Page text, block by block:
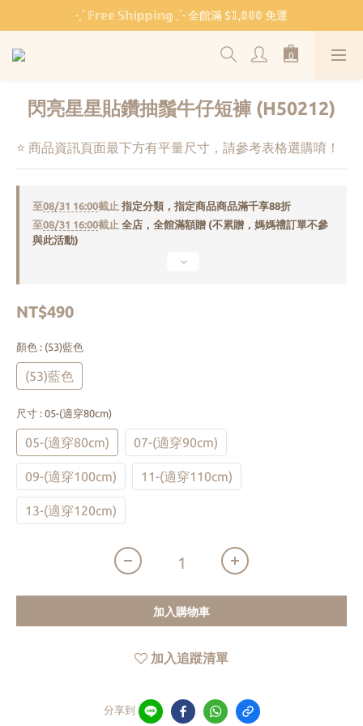
˗ˏˋ 𝔽𝕣𝕖𝕖 𝕊𝕙𝕚𝕡𝕡𝕚𝕟𝕘 ˎˊ˗ 全館滿 $𝟙,𝟘𝟘𝟘 免運
˗ˏˋ 𝔽𝕣𝕖𝕖 𝕊𝕙𝕚𝕡𝕡𝕚𝕟𝕘 ˎˊ˗ 全館滿 $𝟙,𝟘𝟘𝟘 免運
🏫 開學必備 ⸜ 四合一睡袋組 ⸝ 限時 $𝟐𝟔𝟖𝟎
˗ˏˋ 𝔽𝕣𝕖𝕖 𝕊𝕙𝕚𝕡𝕡𝕚𝕟𝕘 ˎˊ˗ 全館滿 $𝟙,𝟘𝟘𝟘 免運
閃亮星星貼鑽抽鬚牛仔短褲 (H50212)
⭐ 商品資訊頁面最下方有平量尺寸，請參考表格選購唷！
至08/31 16:00截止 指定分類，指定商品商品滿千享88折
至08/31 16:00截止 全店，全館滿額贈 (不累贈，媽媽禮訂單不參
與此活動)
NT$490
顏色 : (53)藍色
(53)藍色
尺寸 : 05-(適穿80cm)
05-(適穿80cm) 07-(適穿90cm)
09-(適穿100cm) 11-(適穿110cm)
13-(適穿120cm)
加入購物車
加入追蹤清單
分享到